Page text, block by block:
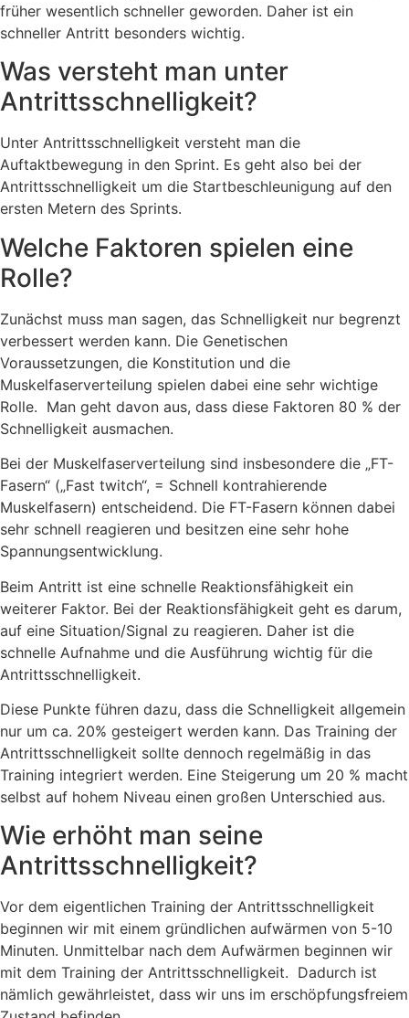
früher wesentlich schneller geworden. Daher ist ein
schneller Antritt besonders wichtig.
Was versteht man unter
Antrittsschnelligkeit?
Unter Antrittsschnelligkeit versteht man die
Auftaktbewegung in den Sprint. Es geht also bei der
Antrittsschnelligkeit um die Startbeschleunigung auf den
ersten Metern des Sprints.
Welche Faktoren spielen eine
Rolle?
Zunächst muss man sagen, das Schnelligkeit nur begrenzt
verbessert werden kann. Die Genetischen
Voraussetzungen, die Konstitution und die
Muskelfaserverteilung spielen dabei eine sehr wichtige
Rolle. Man geht davon aus, dass diese Faktoren 80 % der
Schnelligkeit ausmachen.
Bei der Muskelfaserverteilung sind insbesondere die „FT-
Fasern“ („Fast twitch“, = Schnell kontrahierende
Muskelfasern) entscheidend. Die FT-Fasern können dabei
sehr schnell reagieren und besitzen eine sehr hohe
Spannungsentwicklung.
Beim Antritt ist eine schnelle Reaktionsfähigkeit ein
weiterer Faktor. Bei der Reaktionsfähigkeit geht es darum,
auf eine Situation/Signal zu reagieren. Daher ist die
schnelle Aufnahme und die Ausführung wichtig für die
Antrittsschnelligkeit.
Diese Punkte führen dazu, dass die Schnelligkeit allgemein
nur um ca. 20% gesteigert werden kann. Das Training der
Antrittsschnelligkeit sollte dennoch regelmäßig in das
Training integriert werden. Eine Steigerung um 20 % macht
selbst auf hohem Niveau einen großen Unterschied aus.
Wie erhöht man seine
Antrittsschnelligkeit?
Vor dem eigentlichen Training der Antrittsschnelligkeit
beginnen wir mit einem gründlichen aufwärmen von 5-10
Minuten. Unmittelbar nach dem Aufwärmen beginnen wir
mit dem Training der Antrittsschnelligkeit. Dadurch ist
nämlich gewährleistet, dass wir uns im erschöpfungsfreiem